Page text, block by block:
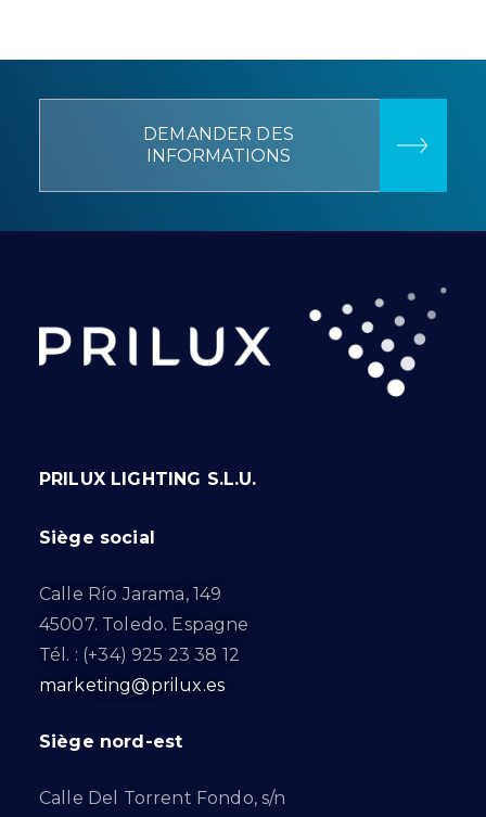
DEMANDER DES
INFORMATIONS
PRILUX LIGHTING S.L.U.
Siège social
Calle Río Jarama, 149
45007. Toledo. Espagne
Tél. : (+34) 925 23 38 12
marketing@prilux.es
Siège nord-est
Calle Del Torrent Fondo, s/n